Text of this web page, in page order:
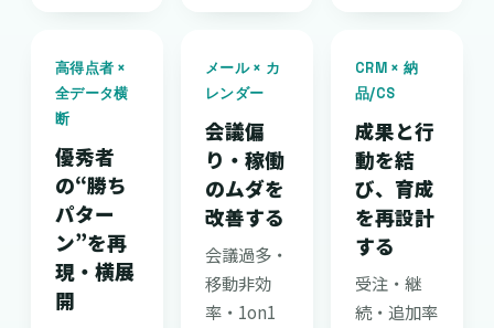
高得点者 ×
全データ横
断
優秀者
の“勝ち
パター
ン”を再
現・横展
開
メール × カ
レンダー
会議偏
り・稼働
のムダを
改善する
会議過多・
移動非効
率・1on1
CRM × 納
品/CS
成果と行
動を結
び、育成
を再設計
する
受注・継
続・追加率